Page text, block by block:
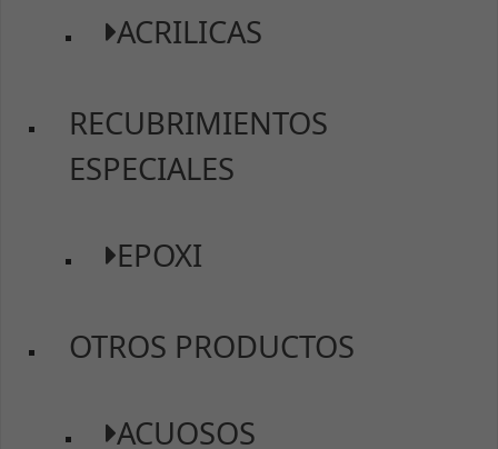
ACRILICAS
RECUBRIMIENTOS
ESPECIALES
EPOXI
OTROS PRODUCTOS
ACUOSOS
cookies no